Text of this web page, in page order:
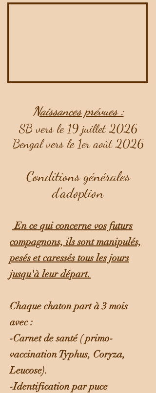
Naissances prévues :
SB vers le 19 juillet 2026
Bengal vers le 1er août 2026​
Conditions générales
d'adoption
En ce qui concerne vos futurs
compagnons, ils sont manipulés,
pesés et caressés tous les jours
jusqu'à leur départ.
Chaque chaton part à 3 mois
avec :
-Carnet de santé ( primo-
vaccination Typhus, Coryza,
Leucose).
-Identification par puce